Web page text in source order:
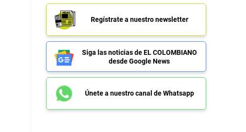
Regístrate a nuestro newsletter
Siga las noticias de EL COLOMBIANO
desde Google News
Únete a nuestro canal de Whatsapp